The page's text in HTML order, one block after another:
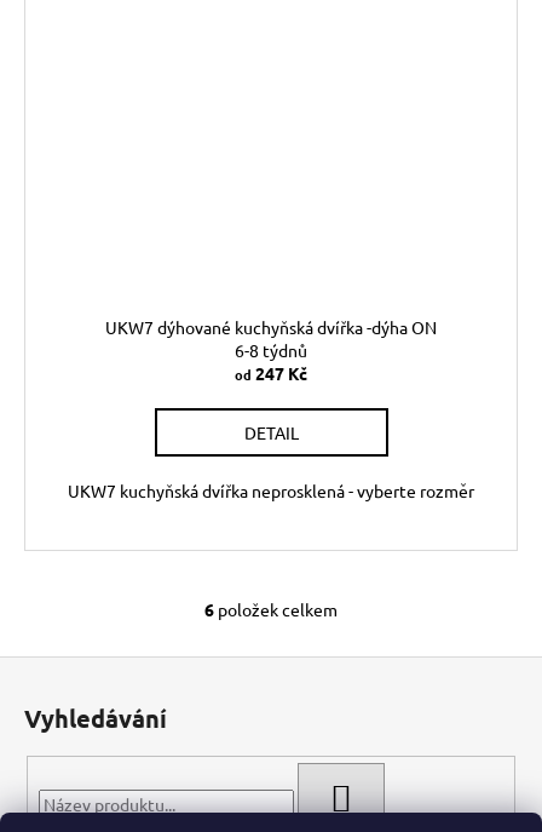
UKW7 dýhované kuchyňská dvířka -dýha ON
6-8 týdnů
od 247 Kč
DETAIL
UKW7 kuchyňská dvířka neprosklená - vyberte rozměr
O
a
í
6 položek celkem
t
Vyhledávání